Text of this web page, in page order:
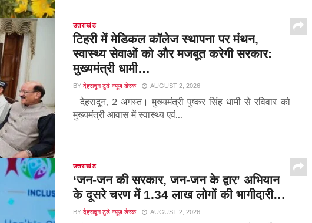
उत्तराखंड
टिहरी में मेडिकल कॉलेज स्थापना पर मंथन,
स्वास्थ्य सेवाओं को और मजबूत करेगी सरकार:
मुख्यमंत्री धामी…
BY देहरादून टुडे न्यूज़ डेस्क AUGUST 2, 2026
देहरादून, 2 अगस्त। मुख्यमंत्री पुष्कर सिंह धामी से रविवार को
मुख्यमंत्री आवास में स्वास्थ्य एवं...
उत्तराखंड
‘जन-जन की सरकार, जन-जन के द्वार’ अभियान
के दूसरे चरण में 1.34 लाख लोगों की भागीदारी…
BY देहरादून टुडे न्यूज़ डेस्क AUGUST 2, 2026